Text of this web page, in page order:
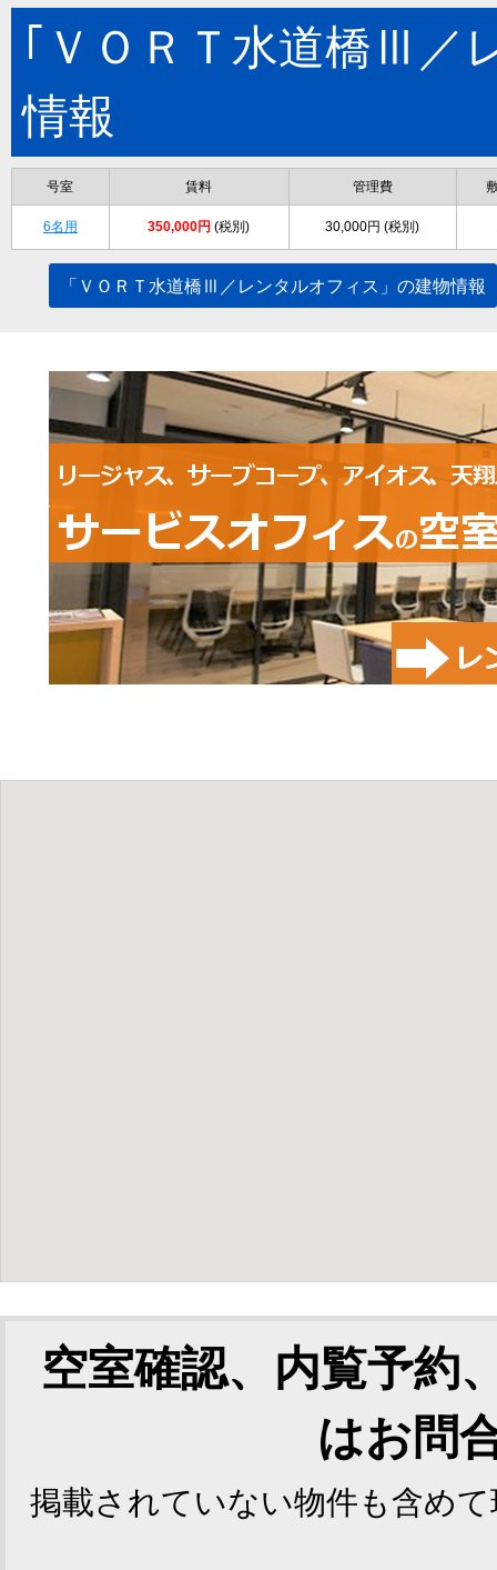
｢ＶＯＲＴ水道橋Ⅲ／
情報
号室 賃料 管理費
6名用 350,000円 (税別) 30,000円 (税別)
「ＶＯＲＴ水道橋Ⅲ／レンタルオフィス」の建物情報
空室確認、内覧予約
はお問
掲載されていない物件も含め